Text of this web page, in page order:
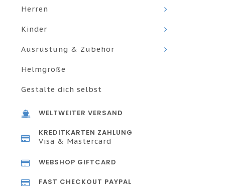
Herren
Kinder
Ausrüstung & Zubehör
Helmgröße
Gestalte dich selbst
WELTWEITER VERSAND
KREDITKARTEN ZAHLUNG
Visa & Mastercard
WEBSHOP GIFTCARD
FAST CHECKOUT PAYPAL